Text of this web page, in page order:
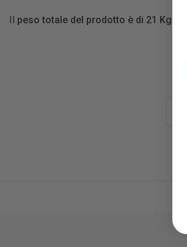
Il peso totale del prodotto è di 21 Kg